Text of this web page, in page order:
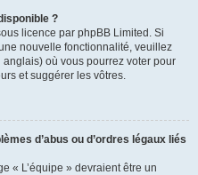
?
licence par phpBB Limited. Si
nouvelle fonctionnalité, veuillez
anglais) où vous pourrez voter pour
et suggérer les vôtres.
d’abus ou d’ordres légaux liés
« L’équipe » devraient être un